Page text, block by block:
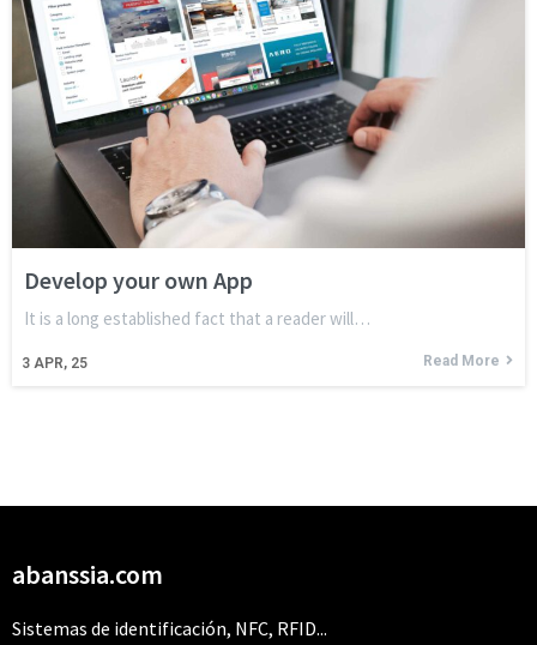
Develop your own App
3 APR, 25
It is a long established fact that a reader will…
Read More
abanssia.com
Sistemas de identificación, NFC, RFID...